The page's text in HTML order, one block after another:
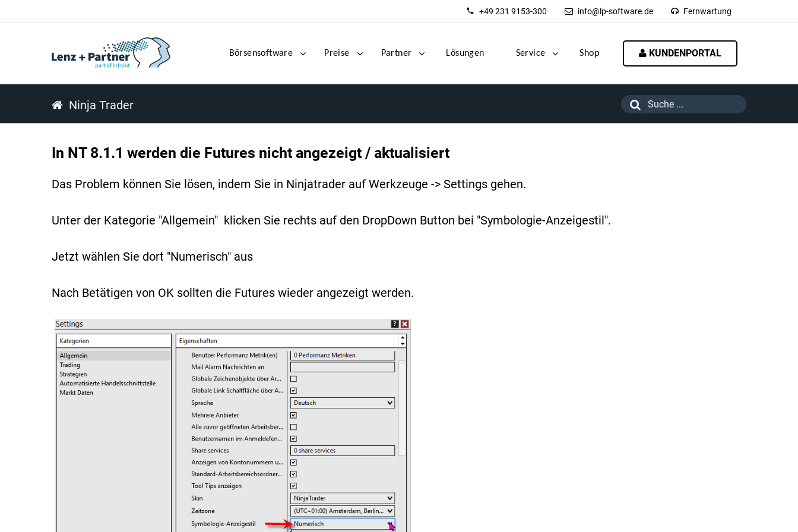
+49 231 9153-300 info@lp-software.de Fernwartung
Börsensoftware Preise Partner Lösungen Service Shop KUNDENPORTAL
Ninja Trader
In NT 8.1.1 werden die Futures nicht angezeigt / aktualisiert
Das Problem können Sie lösen, indem Sie in Ninjatrader auf Werkzeuge -> Settings gehen.
Unter der Kategorie "Allgemein" klicken Sie rechts auf den DropDown Button bei "Symbologie-Anzeigestil".
Jetzt wählen Sie dort "Numerisch" aus
Nach Betätigen von OK sollten die Futures wieder angezeigt werden.